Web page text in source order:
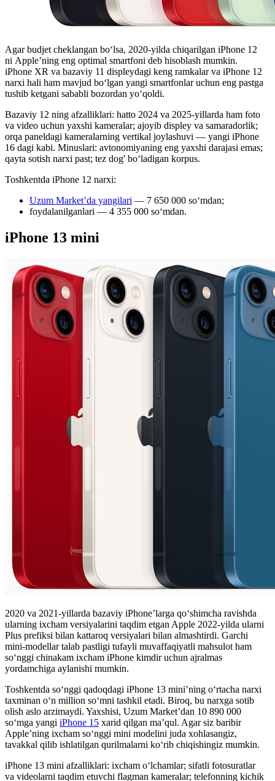
Agar budjet cheklangan boʻlsa, 2020-yilda chiqarilgan iPhone 12
ni Apple’ning eng optimal smartfoni deb hisoblash mumkin.
iPhone XR va bazaviy 11 displeydagi keng ramkalar va iPhone 12
narxi hali ham mavjud bo‘lgan yangi smartfonlar uchun eng pastga
tushib ketgani sababli bozordan yo‘qoldi.
Bazaviy 12 ning afzalliklari: hatto 2024 va 2025-yillarda ham foto
va video uchun yaxshi kameralar; ajoyib displey va samaradorlik;
orqa paneldagi kameralarning vertikal joylashuvi — yangi iPhone
16 dagi kabi. Minuslari: avtonomiyaning eng yaxshi darajasi emas;
qayta sotish narxi past; tez dog' boʻladigan korpus.
Toshkentda iPhone 12 narxi:
Uzum Market’da yangilari — 7 650 000 so‘mdan;
foydalanilganlari — 4 355 000 soʻmdan.
iPhone 13 mini
2020 va 2021-yillarda bazaviy iPhone’larga qoʻshimcha ravishda
ularning ixcham versiyalarini taqdim etgan Apple 2022-yilda ularni
Plus prefiksi bilan kattaroq versiyalari bilan almashtirdi. Garchi
mini-modellar talab pastligi tufayli muvaffaqiyatli mahsulot ham
soʻnggi chinakam ixcham iPhone kimdir uchun ajralmas
yordamchiga aylanishi mumkin.
Toshkentda so‘nggi qadoqdagi iPhone 13 mini’ning o‘rtacha narxi
taxminan o‘n million so‘mni tashkil etadi. Biroq, bu narxga sotib
olish aslo arzimaydi. Yaxshisi, Uzum Market’dan 10 890 000
so‘mga yangi iPhone 15 xarid qilgan ma’qul. Agar siz baribir
Apple’ning ixcham so‘nggi mini modelini juda xohlasangiz,
tavakkal qilib ishlatilgan qurilmalarni ko‘rib chiqishingiz mumkin.
iPhone 13 mini afzalliklari: ixcham o‘lchamlar; sifatli fotosuratlar
va videolarni taqdim etuvchi flagman kameralar; telefonning kichik